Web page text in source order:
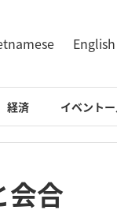
English
経済 イベント
会合